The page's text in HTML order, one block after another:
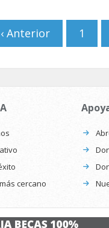
‹ Anterior 1
cercano